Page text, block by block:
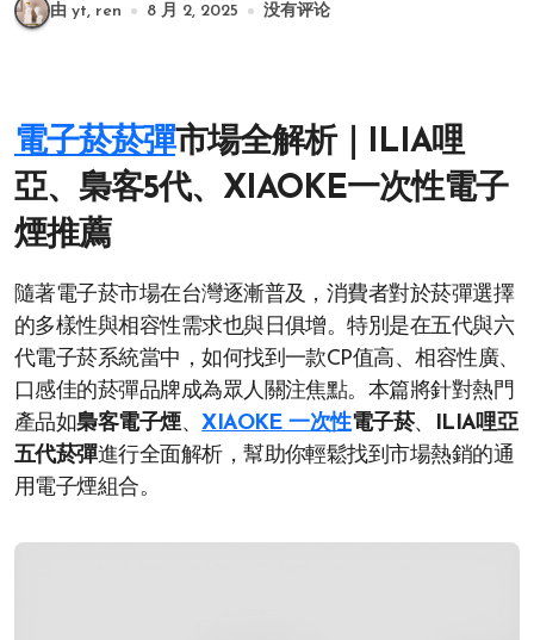
由 yt, ren 8 月 2, 2025 没有评论
電子菸菸彈市場全解析｜ILIA哩
亞、梟客5代、XIAOKE一次性電子
煙推薦
隨著電子菸市場在台灣逐漸普及，消費者對於菸彈選擇
的多樣性與相容性需求也與日俱增。特別是在五代與六
代電子菸系統當中，如何找到一款CP值高、相容性廣、
口感佳的菸彈品牌成為眾人關注焦點。本篇將針對熱門
產品如梟客電子煙、XIAOKE 一次性電子菸、
ILIA哩亞
五代菸彈進行全面解析，幫助你輕鬆找到市場熱銷的通
用電子煙組合。